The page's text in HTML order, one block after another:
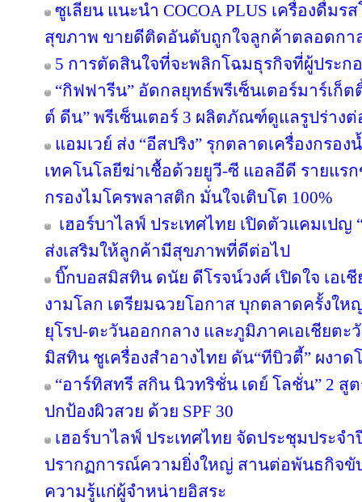
ซูเลียน แนะนำ COCOA PLUS เครื่องดื่ม
สุขภาพ ขายดีติดอันดับถูกใจลูกค้าตลอดกา
5 การตัดสินใจที่จะพลิกโฉมธุรกิจที่ผู้ประ
“กิฟฟารีน” อัดกลยุทธ์พรีเซ็นเตอร์มาร์เก็
ต์ ดีน” พรีเซ็นเตอร์ 3 ผลิตภัณฑ์ดูแลรูปร่าง
แอมเวย์ ส่ง “อีสปริง” รุกตลาดเครื่องกรอ
เทคโนโลยีฆ่าเชื้อด้วยยูวี-ซี แอลอีดี รายแ
กรองไมโครพลาสติก มั่นใจเติบโต 100%
เฮอร์บาไลฟ์ ประเทศไทย เปิดตัวแคมเปญ
ส่งเสริมให้ลูกค้ามีสุขภาพที่ดีต่อไป
บิ๊กบอสมิสทิน ดนัย ดีโรจน์วงศ์ เปิดใจ เอเ
งามโลก เตรียมฉวยโอกาส บุกตลาดครั้งให
ยุโรป-ตะวันออกกลาง และภูมิภาคเอเชียตะ
มิสทิน ชูเครื่องสำอางไทย ดัน“ทีบิวตี้” ผงาด
“อาร์ทิสทรี สกิน นิวทริชั่น เดย์ โลชั่น” 2 สู
ปกป้องผิวสวย ด้วย SPF 30
เฮอร์บาไลฟ์ ประเทศไทย จัดประชุมประจำปี
ปรากฏการณ์ความยิ่งใหญ่ สานต่อพันธกิจขั
ความรู้แก่ผู้จำหน่ายอิสระ